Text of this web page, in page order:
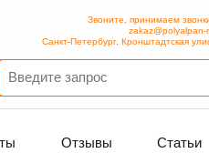
Звоните, принимаем
zakaz@polyalpan-
Санкт-Петербург, Кронштадтская
Отзывы Статьи